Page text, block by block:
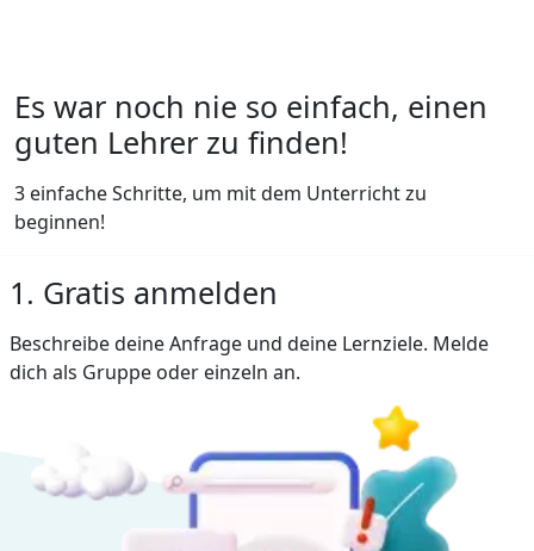
Es war noch nie so einfach, einen
guten Lehrer zu finden!
3 einfache Schritte, um mit dem Unterricht zu
beginnen!
1. Gratis anmelden
Beschreibe deine Anfrage und deine Lernziele. Melde
dich als Gruppe oder einzeln an.